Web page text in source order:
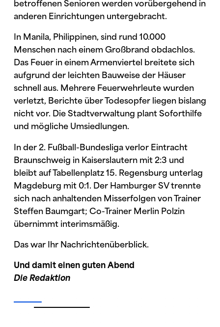
betroffenen Senioren werden vorübergehend in
anderen Einrichtungen untergebracht.
In Manila, Philippinen, sind rund 10.000
Menschen nach einem Großbrand obdachlos.
Das Feuer in einem Armenviertel breitete sich
aufgrund der leichten Bauweise der Häuser
schnell aus. Mehrere Feuerwehrleute wurden
verletzt, Berichte über Todesopfer liegen bislang
nicht vor. Die Stadtverwaltung plant Soforthilfe
und mögliche Umsiedlungen.
In der 2. Fußball-Bundesliga verlor Eintracht
Braunschweig in Kaiserslautern mit 2:3 und
bleibt auf Tabellenplatz 15. Regensburg unterlag
Magdeburg mit 0:1. Der Hamburger SV trennte
sich nach anhaltenden Misserfolgen von Trainer
Steffen Baumgart; Co-Trainer Merlin Polzin
übernimmt interimsmäßig.
Das war Ihr Nachrichtenüberblick.
Und damit einen guten Abend
Die Redaktion